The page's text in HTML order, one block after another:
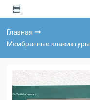
Главная
Мембранные клавиатуры